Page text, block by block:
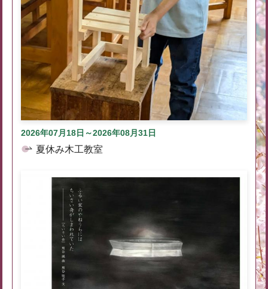
2026年07月18日～2026年08月31日
夏休み木工教室